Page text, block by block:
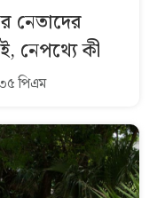
নেতাদের
নেপথ্যে কী
পিএম